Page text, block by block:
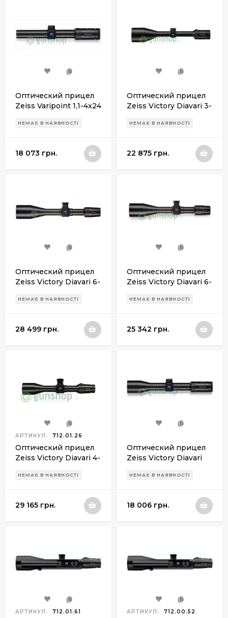
Оптический прицел
Zeiss Varipoint 1,1-4x24
НЕМАЄ В НАЯВНОСТІ
18 073 грн.
Оптический прицел
Zeiss Victory Diavari 3-
Z5)
НЕМАЄ В НАЯВНОСТІ
22 875 грн.
Оптический прицел
Zeiss Victory Diavari 6-
НЕМАЄ В НАЯВНОСТІ
28 499 грн.
Оптический прицел
Zeiss Victory Diavari 6-
НЕМАЄ В НАЯВНОСТІ
25 342 грн.
АРТИКУЛ: 712.01.26
Оптический прицел
Zeiss Victory Diavari 4-
НЕМАЄ В НАЯВНОСТІ
29 165 грн.
Оптический прицел
Zeiss Victory Diavari
НЕМАЄ В НАЯВНОСТІ
18 006 грн.
АРТИКУЛ: 712.01.61 АРТИКУЛ: 712.00.52